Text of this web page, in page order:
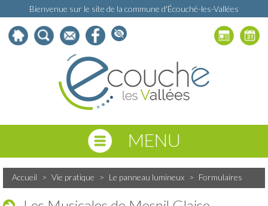
Bienvenue sur le site de la commune d'Écouché-les-Vallées
MENU
Accueil > Vie pratique > Le panneau lumineux > Formulaires